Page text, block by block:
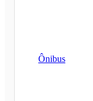
Ônibus